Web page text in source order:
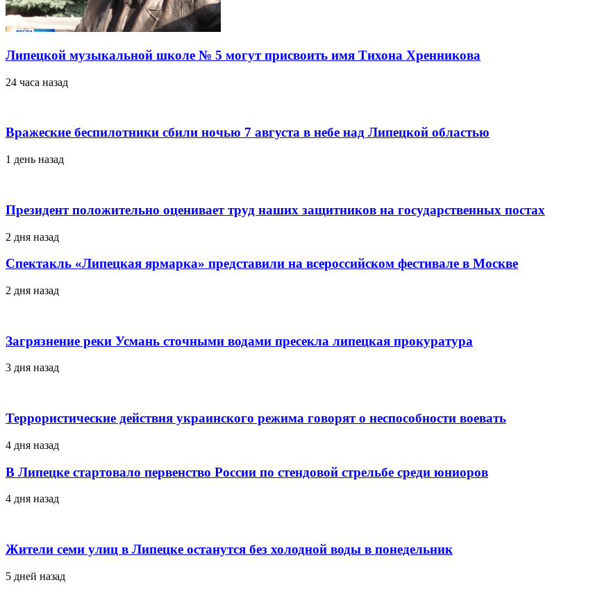
Липецкой музыкальной школе № 5 могут присвоить имя Тихона Хренникова
24 часа назад
Вражеские беспилотники сбили ночью 7 августа в небе над Липецкой областью
1 день назад
Президент положительно оценивает труд наших защитников на государственных постах
2 дня назад
Спектакль «Липецкая ярмарка» представили на всероссийском фестивале в Москве
2 дня назад
Загрязнение реки Усмань сточными водами пресекла липецкая прокуратура
3 дня назад
Террористические действия украинского режима говорят о неспособности воевать
4 дня назад
В Липецке стартовало первенство России по стендовой стрельбе среди юниоров
4 дня назад
Жители семи улиц в Липецке останутся без холодной воды в понедельник
5 дней назад